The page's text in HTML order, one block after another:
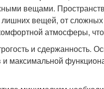
вещами.
вещей, от сложных
атмосферы,
и сдержанность.
максимальной